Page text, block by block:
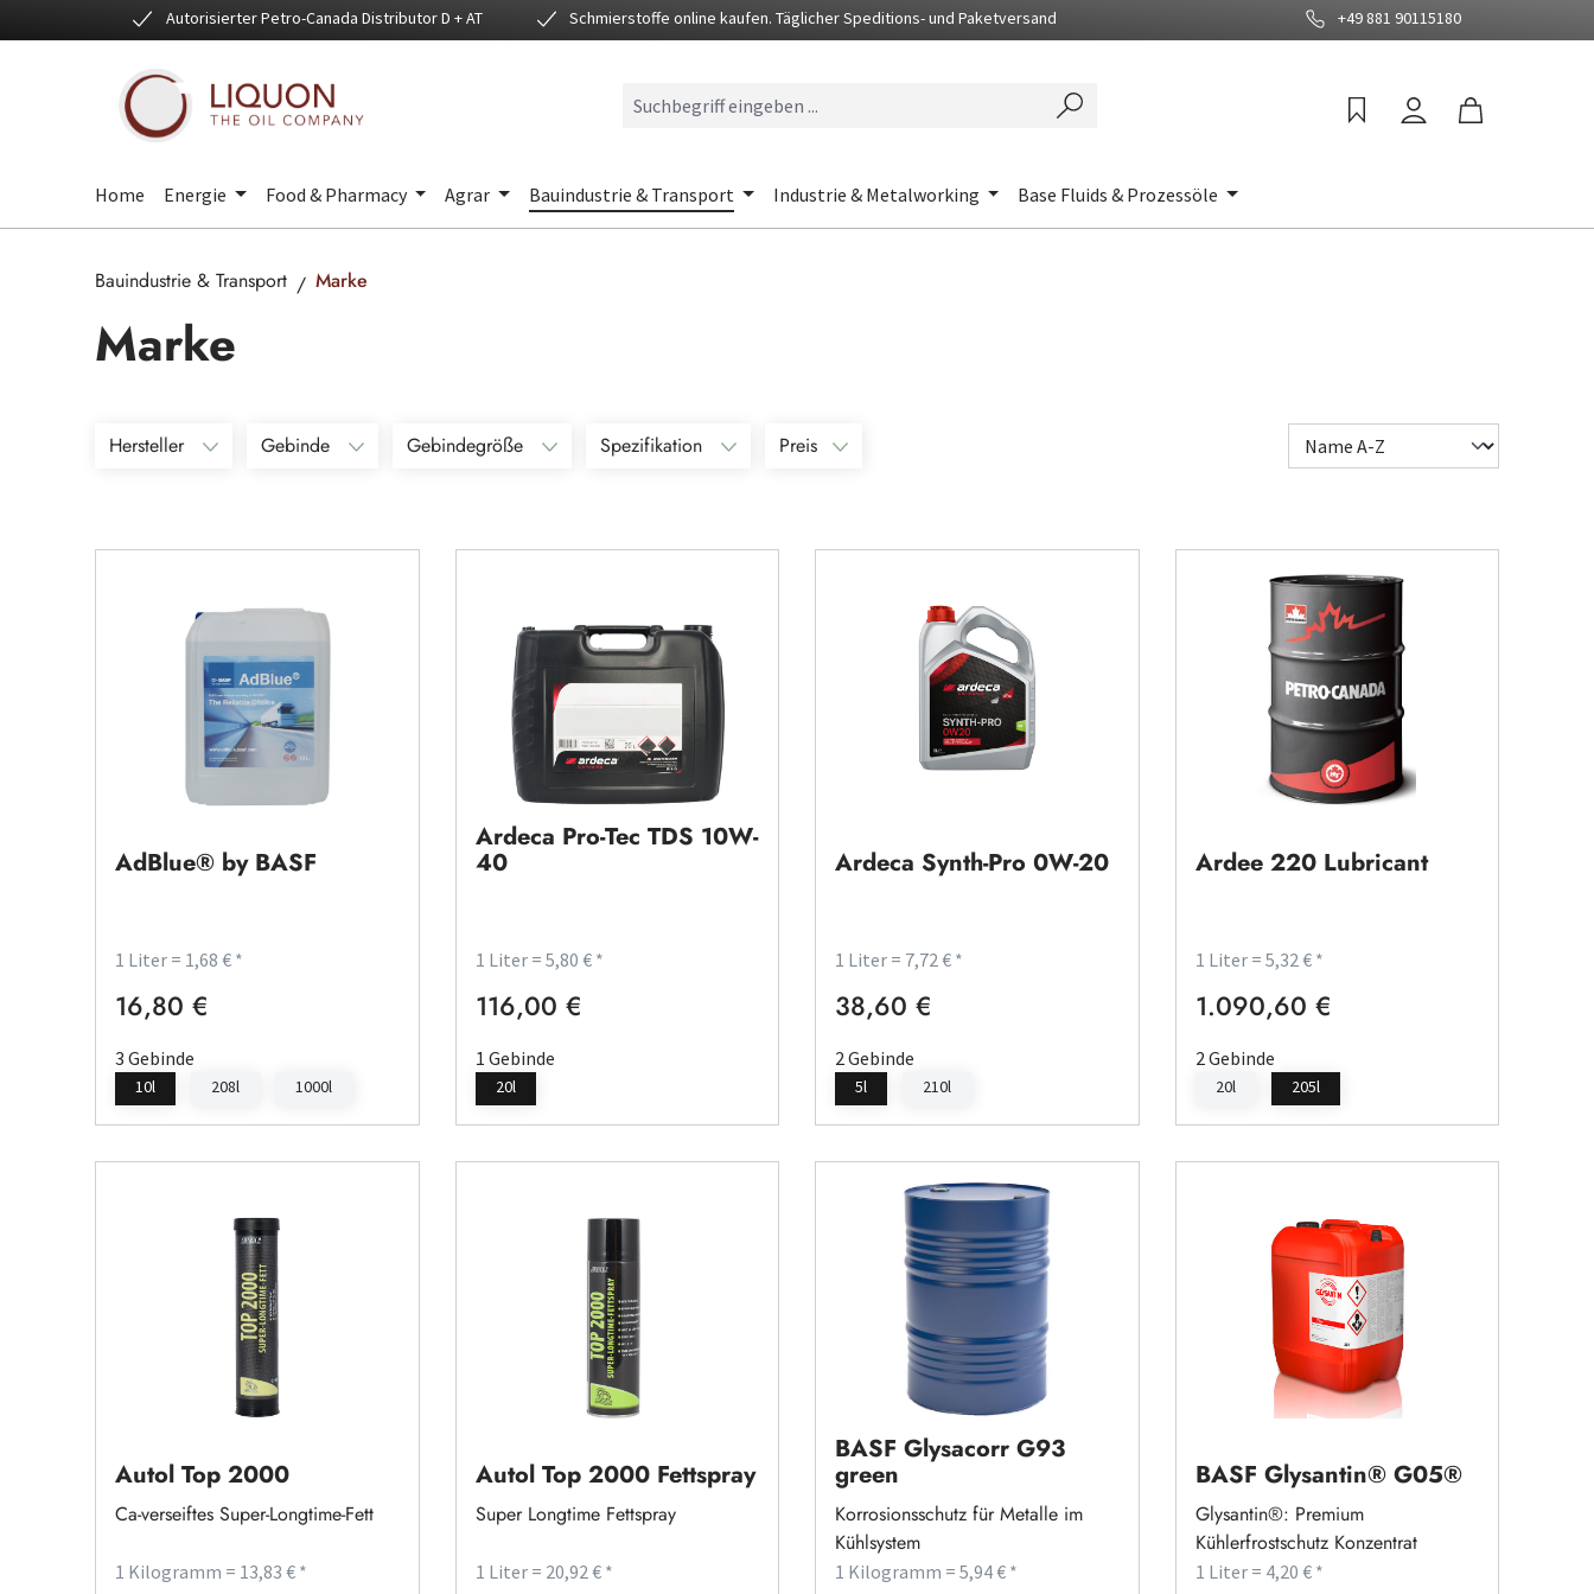
Hauptinhalt springen
Zur Suche springen
Zur Hauptnavigation springenAutorisierter Petro-Canada Distributor D + AT Schmierstoffe online kaufen. Täglicher Speditions- und Paketversand +49 881 90115180
Home Energie Food & Pharmacy Agrar Bauindustrie & Transport Industrie & Metalworking Base Fluids & Prozessöle
Bauindustrie & Transport Marke
Marke
Hersteller Gebinde Gebindegröße Spezifikation Preis
AdBlue® by BASF
1 Liter = 1,68 € *
Regulärer Preis:
16,80 €
3 Gebinde
10l 208l 1000l
Ardeca Pro-Tec TDS 10W-
40
1 Liter = 5,80 € *
Regulärer Preis:
116,00 €
1 Gebinde
20l
Ardeca Synth-Pro 0W-20
1 Liter = 7,72 € *
Regulärer Preis:
38,60 €
2 Gebinde
5l 210l
Ardee 220 Lubricant
1 Liter = 5,32 € *
Regulärer Preis:
1.090,60 €
2 Gebinde
20l 205l
Autol Top 2000
Ca-verseiftes Super-Longtime-Fett
1 Kilogramm = 13,83 € *
Autol Top 2000 Fettspray
Super Longtime Fettspray
1 Liter = 20,92 € *
BASF Glysacorr G93
green
Korrosionsschutz für Metalle im
Kühlsystem
1 Kilogramm = 5,94 € *
BASF Glysantin® G05®
Glysantin®: Premium
Kühlerfrostschutz Konzentrat
1 Liter = 4,20 € *